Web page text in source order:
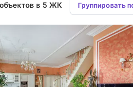
в 5 ЖК Группировать